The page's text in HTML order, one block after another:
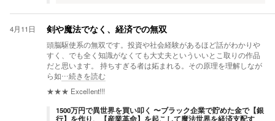
4月11日 剣や魔法でなく、経済での無双
頭脳駆使系の無双です。投資や社会経験があるほど話がわかりや
すく、でも全く知識がなくても大丈夫といういいとこ取りの作品
だと思います。 持ちすぎる者は妬まれる。その原理を理解しなが
ら如…続きを読む
★★★ Excellent!!!
1500万円で異世界を買い叩く 〜ブラック企業で貯めた金で【銀
行】を作り、【産業革命】を起こして魔法世界を経済支配す